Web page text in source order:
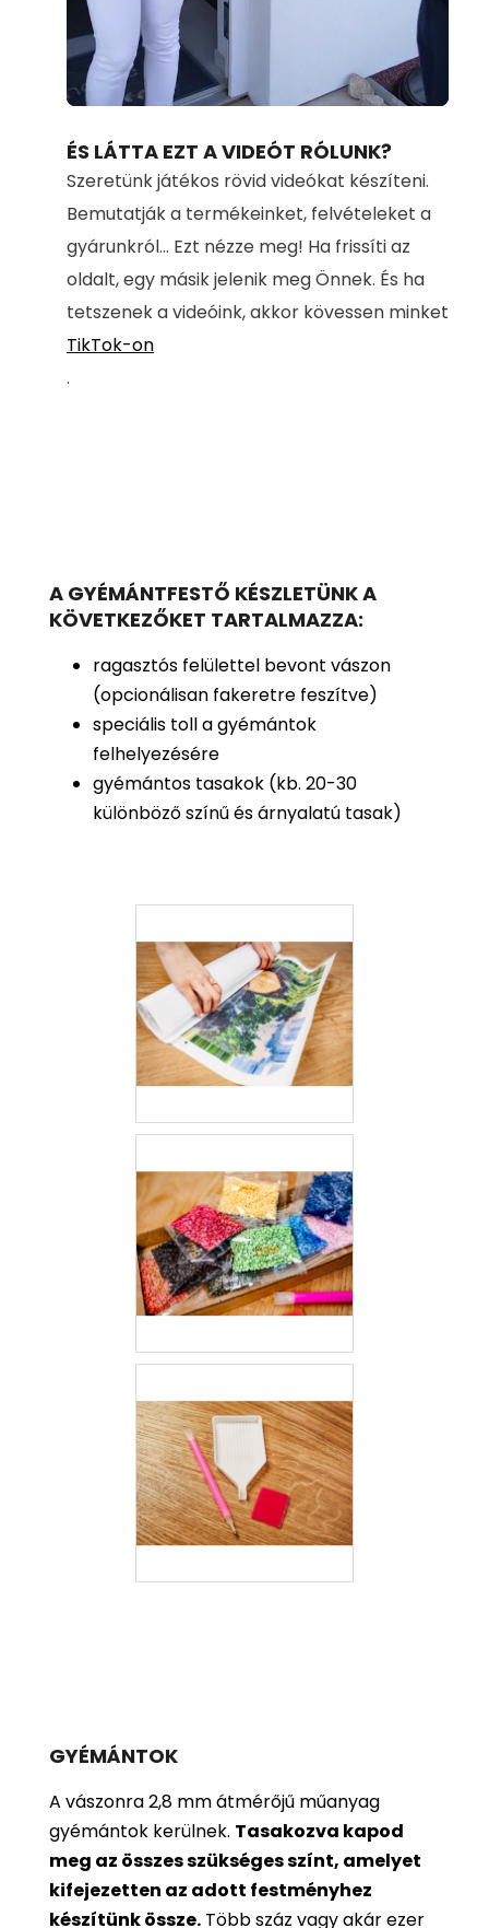
Unmute Loaded
100.00%
ÉS LÁTTA EZT A VIDEÓT RÓLUNK?
Szeretünk játékos rövid videókat készíteni.
Bemutatják a termékeinket, felvételeket a
gyárunkról... Ezt nézze meg! Ha frissíti az
oldalt, egy másik jelenik meg Önnek. És ha
tetszenek a videóink, akkor kövessen minket
TikTok-on
.
A GYÉMÁNTFESTŐ KÉSZLETÜNK A
KÖVETKEZŐKET TARTALMAZZA:
ragasztós felülettel bevont vászon
(opcionálisan fakeretre feszítve)
speciális toll a gyémántok
felhelyezésére
gyémántos tasakok (kb. 20-30
különböző színű és árnyalatú tasak)
GYÉMÁNTOK
A vászonra 2,8 mm átmérőjű műanyag
gyémántok kerülnek. Tasakozva kapod
meg az összes szükséges színt, amelyet
kifejezetten az adott festményhez
készítünk össze. Több száz vagy akár ezer